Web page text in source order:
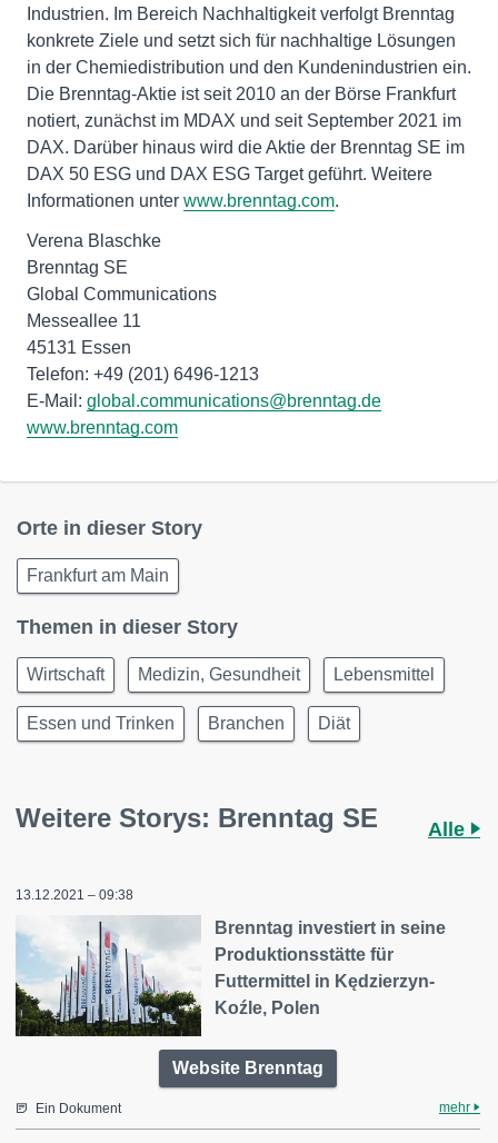
Industrien. Im Bereich Nachhaltigkeit verfolgt Brenntag
konkrete Ziele und setzt sich für nachhaltige Lösungen
in der Chemiedistribution und den Kundenindustrien ein.
Die Brenntag-Aktie ist seit 2010 an der Börse Frankfurt
notiert, zunächst im MDAX und seit September 2021 im
DAX. Darüber hinaus wird die Aktie der Brenntag SE im
DAX 50 ESG und DAX ESG Target geführt. Weitere
Informationen unter www.brenntag.com.
Verena Blaschke
Brenntag SE
Global Communications
Messeallee 11
45131 Essen
Telefon: +49 (201) 6496-1213
E-Mail: global.communications@brenntag.de
www.brenntag.com
Orte in dieser Story
Frankfurt am Main
Themen in dieser Story
Wirtschaft Medizin, Gesundheit Lebensmittel
Essen und Trinken Branchen Diät
Weitere Storys: Brenntag SE Alle
13.12.2021 – 09:38
Brenntag investiert in seine
Produktionsstätte für
Futtermittel in Kędzierzyn-
Koźle, Polen
Website Brenntag
Ein Dokument mehr